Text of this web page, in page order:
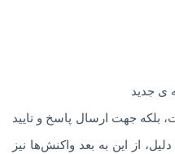
ی جدید
بلکه جهت ارسال پاسخ و تایید
از این به بعد واکنش‌ها نیز